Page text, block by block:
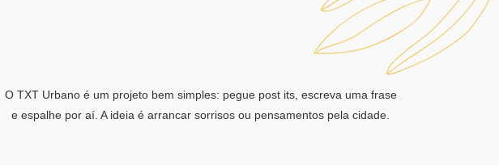
O TXT Urbano é um projeto bem simples: pegue post its, escreva uma frase
e espalhe por aí. A ideia é arrancar sorrisos ou pensamentos pela cidade.